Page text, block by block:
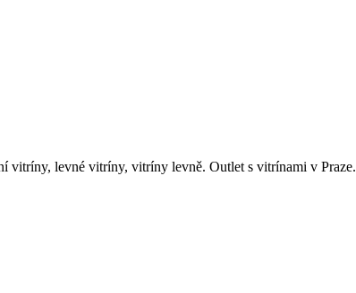
vitríny, levné vitríny, vitríny levně. Outlet s vitrínami v Praze.